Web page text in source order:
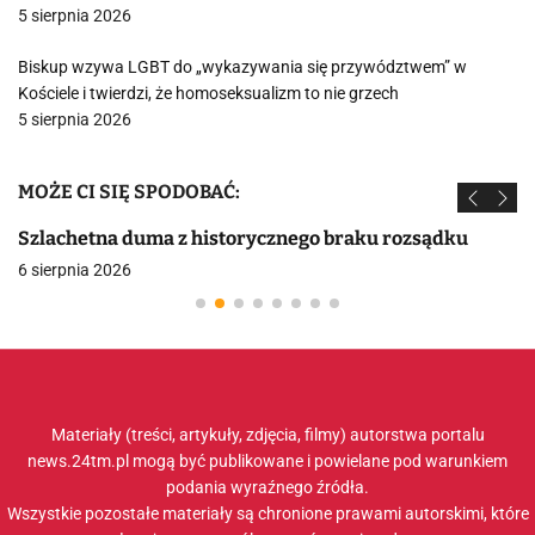
5 sierpnia 2026
Biskup wzywa LGBT do „wykazywania się przywództwem” w
Kościele i twierdzi, że homoseksualizm to nie grzech
5 sierpnia 2026
MOŻE CI SIĘ SPODOBAĆ:
Szlachetna duma z historycznego braku rozsądku
6 sierpnia 2026
Materiały (treści, artykuły, zdjęcia, filmy) autorstwa portalu
news.24tm.pl mogą być publikowane i powielane pod warunkiem
podania wyraźnego źródła.
Wszystkie pozostałe materiały są chronione prawami autorskimi, które